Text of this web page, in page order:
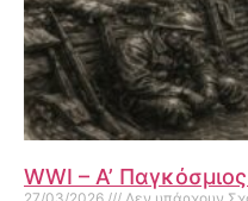
WWI – Α’